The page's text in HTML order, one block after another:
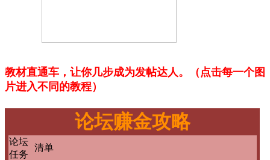
教材直通车，让你几步成为发帖达人。（点击每一个图
片进入不同的教程）
论坛赚金攻略
论坛
任务
清单